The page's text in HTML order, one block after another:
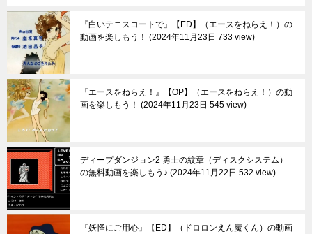
『白いテニスコートで』【ED】（エースをねらえ！）の
動画を楽しもう！
2024年11月23日 733 view
『エースをねらえ！』【OP】（エースをねらえ！）の動
画を楽しもう！
2024年11月23日 545 view
ディープダンジョン2 勇士の紋章（ディスクシステム）
の無料動画を楽しもう♪ 2024年11月22日 532 view
『妖怪にご用心』【ED】（ドロロンえん魔くん）の動画